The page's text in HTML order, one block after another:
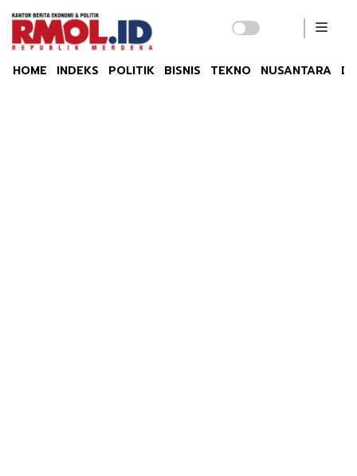
HOME INDEKS POLITIK BISNIS TEKNO NUSANTARA